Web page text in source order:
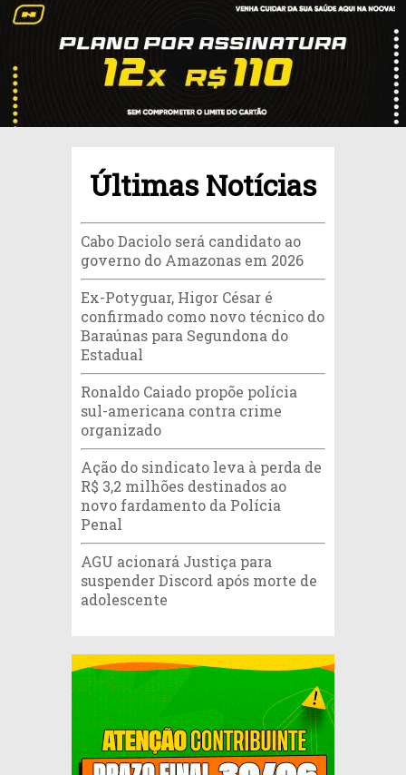
Últimas Notícias
Cabo Daciolo será candidato ao
governo do Amazonas em 2026
Ex-Potyguar, Higor César é
confirmado como novo técnico do
Baraúnas para Segundona do
Estadual
Ronaldo Caiado propõe polícia
sul-americana contra crime
organizado
Ação do sindicato leva à perda de
R$ 3,2 milhões destinados ao
novo fardamento da Polícia
Penal
AGU acionará Justiça para
suspender Discord após morte de
adolescente